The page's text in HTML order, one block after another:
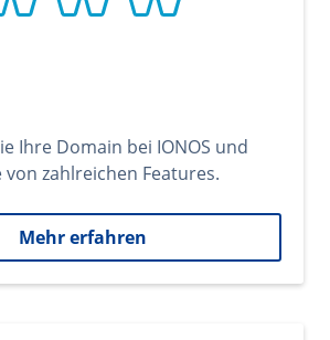
Ihre Domain bei IONOS und
zahlreichen Features.
Mehr erfahren